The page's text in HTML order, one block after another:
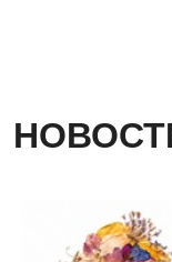
Проктология